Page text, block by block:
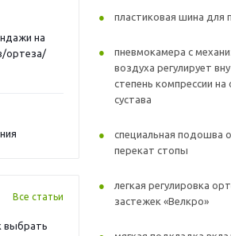
на
ортеза/
Все статьи
выбрать
пластиковая шина для
пневмокамера с
воздуха регулирует
степень компрессии на
сустава
специальная подошва
перекат стопы
легкая регулировка
застежек «Велкро»